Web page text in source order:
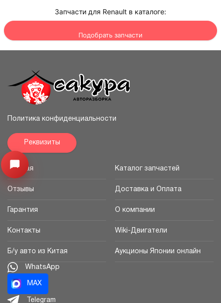
Запчасти для Renault в каталоге:
Подобрать запчасти
Открыть меню
Политика конфиденциальности
Реквизиты
Главная Каталог запчастей
Отзывы Доставка и Оплата
Гарантия О компании
Контакты Wiki-Двигатели
Б/у авто из Китая Аукционы Японии онлайн
WhatsApp
MAX
Telegram